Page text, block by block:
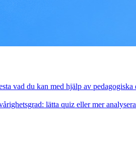
vad du kan med hjälp av
lätta quiz eller mer